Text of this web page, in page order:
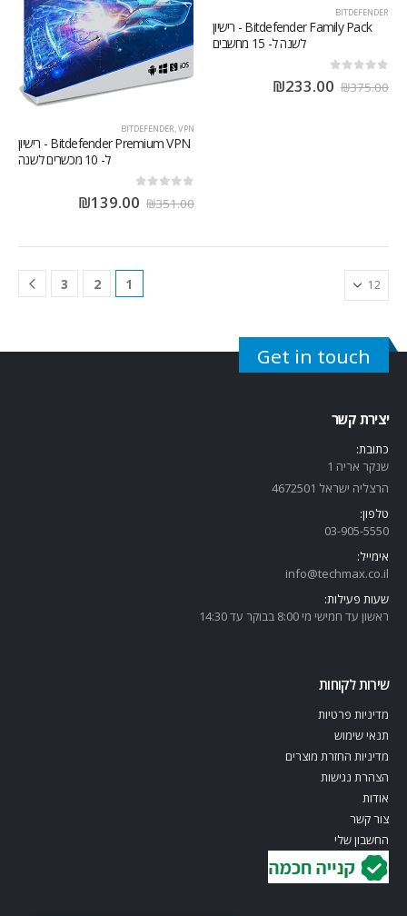
BITDEFENDER
Bitdefender Family Pack - רישיון
לשנה ל- 15 מחשבים
₪375.00
₪233.00
BITDEFENDER,VPN
Bitdefender Premium VPN - רישיון
ל- 10 מכשרים לשנה
₪351.00
₪139.00
1
2
3
Get in touch
יצירת קשר
כתובת:
שנקר אריה 1
הרצליה ישראל 4672501
טלפון:
03-905-5550
אימייל:
info@techmax.co.il
שעות פעילות:
ראשון עד חמישי מי 8:00 בבוקר עד 14:30
שירות לקוחות
מדיניות פרטיות
תנאי שימוש
מדיניות החזרת מוצרים
הצהרת נגישות
אודות
צור קשר
החשבון שלי